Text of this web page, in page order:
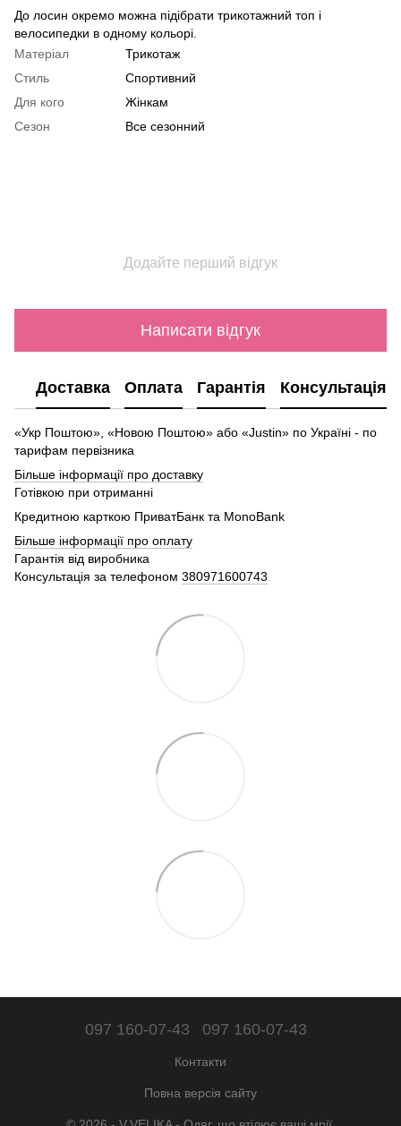
До лосин окремо можна підібрати трикотажний топ і
велосипедки в одному кольорі.
Матеріал
Трикотаж
Стиль
Спортивний
Для кого
Жінкам
Сезон
Все сезонний
Додайте перший відгук
Написати відгук
Доставка Оплата Гарантія Консультація
«Укр Поштою», «Новою Поштою» або «Justin» по Україні - по
тарифам первізника
Більше інформації про доставку
Готівкою при отриманні
Кредитною карткою ПриватБанк та MonoBank
Більше інформації про оплату
Гарантія від виробника
Консультація за телефоном 380971600743
097 160-07-43 097 160-07-43
Контакти
Повна версія сайту